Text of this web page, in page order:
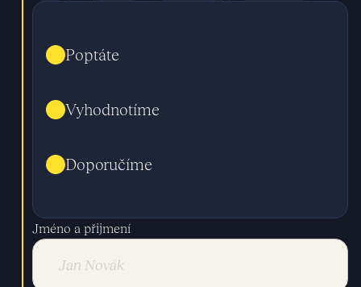
Poptáte
Vyhodnotíme
Doporučíme
Jméno a přijmení